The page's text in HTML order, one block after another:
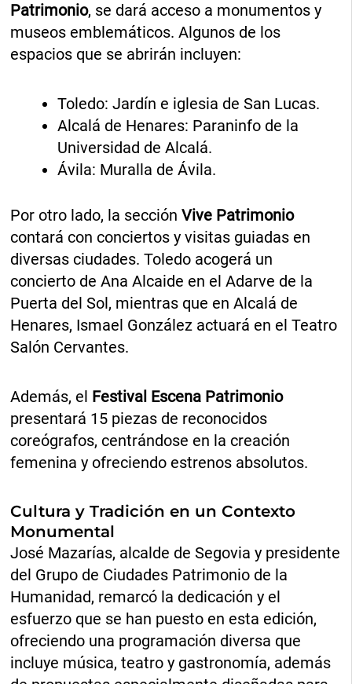
Patrimonio, se dará acceso a monumentos y
museos emblemáticos. Algunos de los
espacios que se abrirán incluyen:
Toledo: Jardín e iglesia de San Lucas.
Alcalá de Henares: Paraninfo de la
Universidad de Alcalá.
Ávila: Muralla de Ávila.
Por otro lado, la secciónVive Patrimonio
contará con conciertos y visitas guiadas en
diversas ciudades. Toledo acogerá un
concierto de Ana Alcaide en el Adarve de la
Puerta del Sol, mientras que en Alcalá de
Henares, Ismael González actuará en el Teatro
Salón Cervantes.
Además, el Festival Escena Patrimonio
presentará 15 piezas de reconocidos
coreógrafos, centrándose en la creación
femenina y ofreciendo estrenos absolutos.
Cultura y Tradición en un Contexto
Monumental
José Mazarías, alcalde de Segovia y presidente
del Grupo de Ciudades Patrimonio de la
Humanidad, remarcó la dedicación y el
esfuerzo que se han puesto en esta edición,
ofreciendo una programación diversa que
incluye música, teatro y gastronomía, además